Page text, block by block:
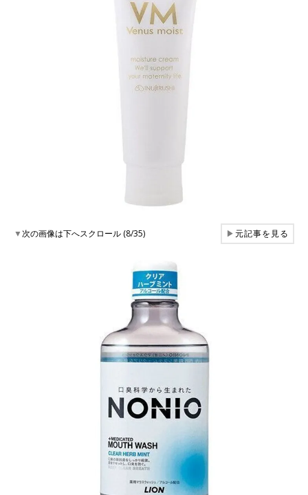
▼次の画像は下へスクロール (8/35) ▶元記事を見る